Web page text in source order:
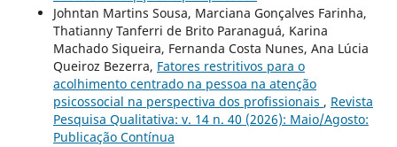
Johntan Martins Sousa, Marciana Gonçalves Farinha,
Thatianny Tanferri de Brito Paranaguá, Karina
Machado Siqueira, Fernanda Costa Nunes, Ana Lúcia
Queiroz Bezerra, Fatores restritivos para o
acolhimento centrado na pessoa na atenção
psicossocial na perspectiva dos profissionais , Revista
Pesquisa Qualitativa: v. 14 n. 40 (2026): Maio/Agosto:
Publicação Contínua